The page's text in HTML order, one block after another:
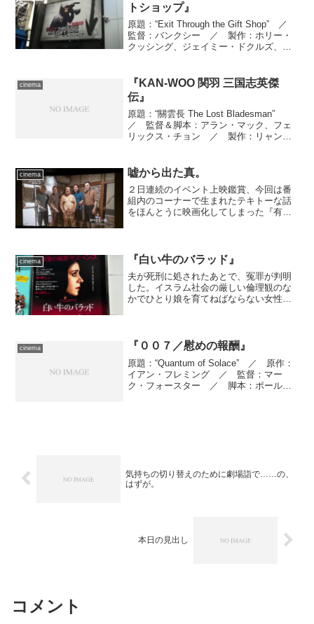
トショップ』
原題：“Exit Through the Gift Shop” ／
監督：バンクシー ／ 製作：ホリー・
クッシング、ジェイミー・ドクルズ、ジ
／ 音楽：ジェフ・バーロウ、ロ...
cinema
『KAN-WOO 関羽 三国志英傑
伝』
原題：“關雲長 The Lost Bladesman”
／ 監督＆脚本：アラン・マック、フェ
リックス・チョン ／ 製作：リャン・
ラン、リー・ジンファ ／ 撮影監督：
チャ...
cinema 嘘から出た真。
２日連続のイベント上映鑑賞、今回は番
組内のコーナーで生まれたテキトーな話
をほんとうに映画化してしまった『有吉
cinema 『白い牛のバラッド』
夫が死刑に処されたあとで、冤罪が判明
した。イスラム社会の厳しい倫理観のな
かでひとり娘を育てねばならない女性の
cinema 『００７／慰めの報酬』
原題：“Quantum of Solace” ／ 原作：
イアン・フレミング ／ 監督：マー
ク・フォースター ／ 脚本：ポール・
気持ちの切り替えのために劇場詣で……の、
はずが。
本日の見出し
コメント